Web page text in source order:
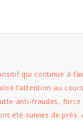
qui continue à
l’attention au
anti-fraudes,
été suivies de près.